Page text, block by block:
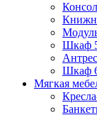
Шкаф
Шкаф
Мягкая